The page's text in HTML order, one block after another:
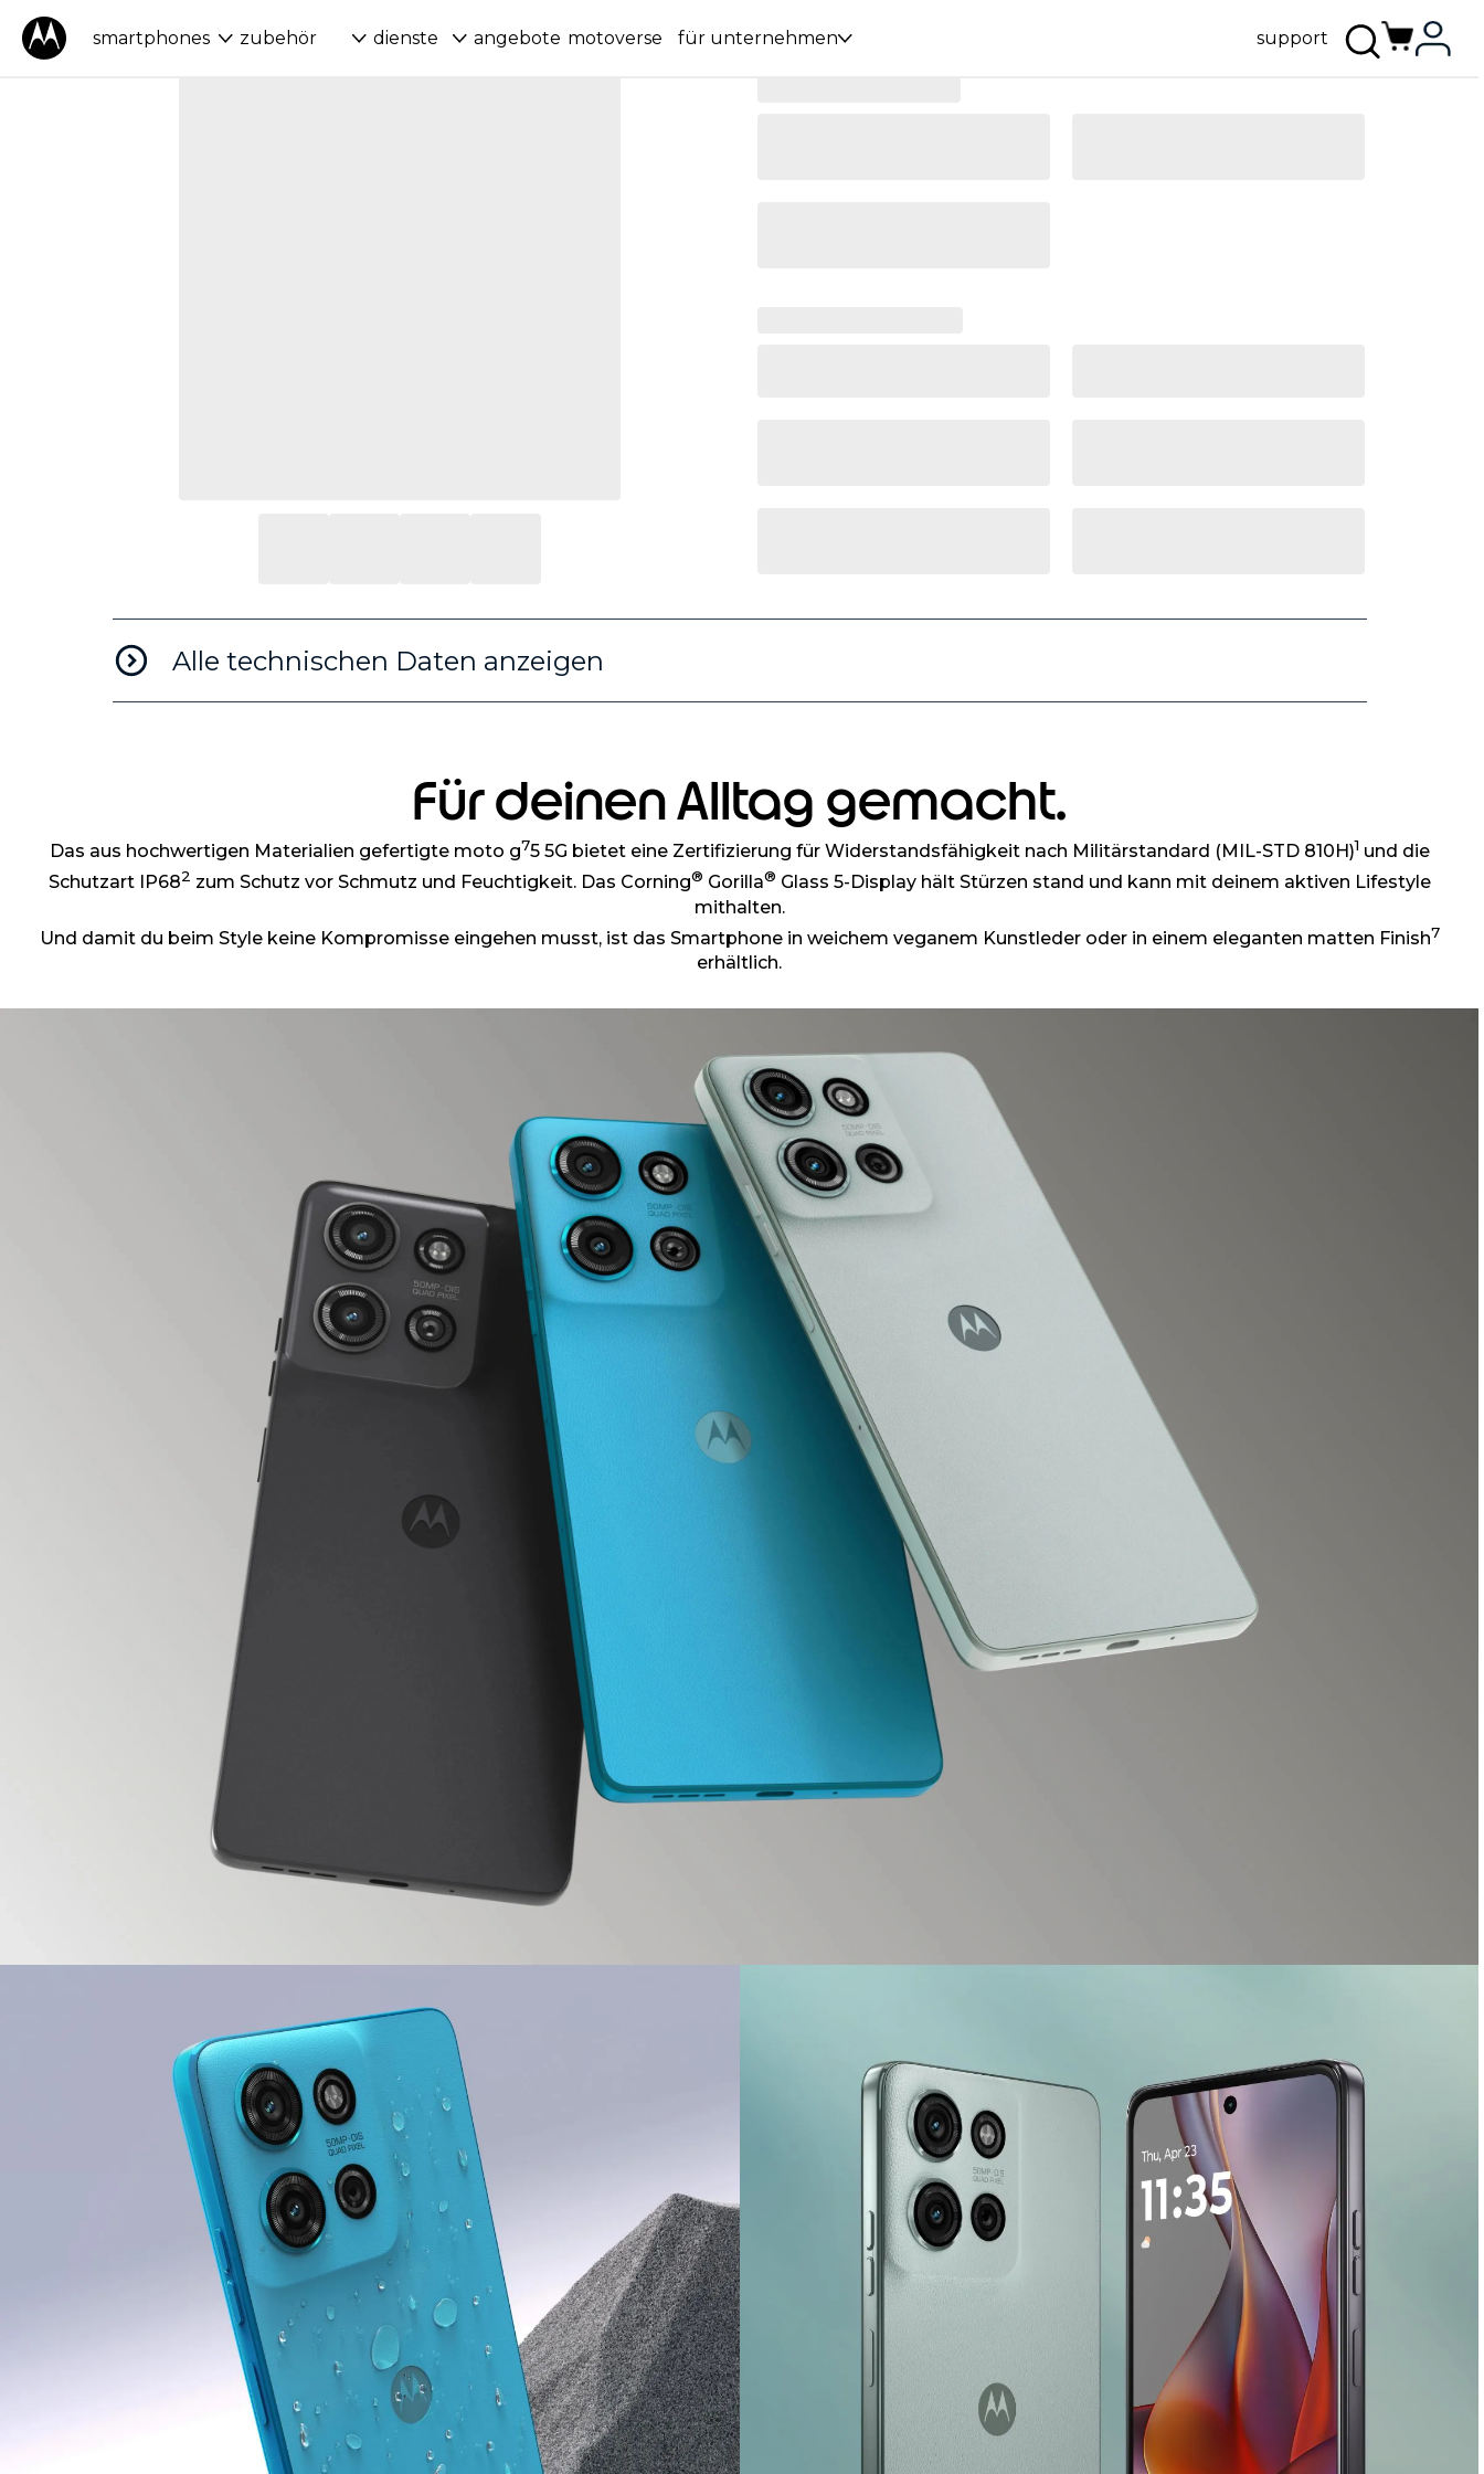
smartphones zubehör dienste angebote motoverse für unternehmen support
Alle technischen Daten anzeigen
Für deinen Alltag gemacht.
Das aus hochwertigen Materialien gefertigte moto g75 5G bietet eine Zertifizierung für Widerstandsfähigkeit nach Militärstandard (MIL-STD 810H)1 und die
Schutzart IP682 zum Schutz vor Schmutz und Feuchtigkeit. Das Corning® Gorilla® Glass 5-Display hält Stürzen stand und kann mit deinem aktiven Lifestyle
mithalten.
Und damit du beim Style keine Kompromisse eingehen musst, ist das Smartphone in weichem veganem Kunstleder oder in einem eleganten matten Finish7
erhältlich.